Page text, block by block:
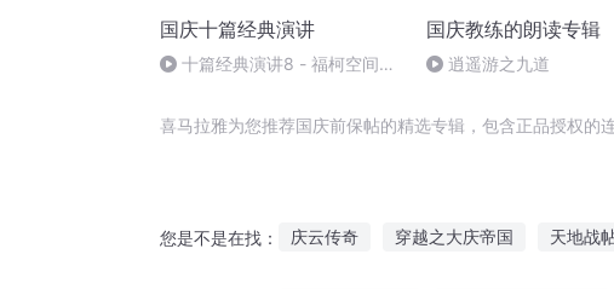
国庆十篇经典演讲
十篇经典演讲8 - 福柯空间回
国庆教练的朗读专辑
逍遥游之九道
喜马拉雅为您推荐国庆前保帖的精选专辑，包含正品授权的
您是不是在找： 庆云传奇 穿越之大庆帝国 天地战